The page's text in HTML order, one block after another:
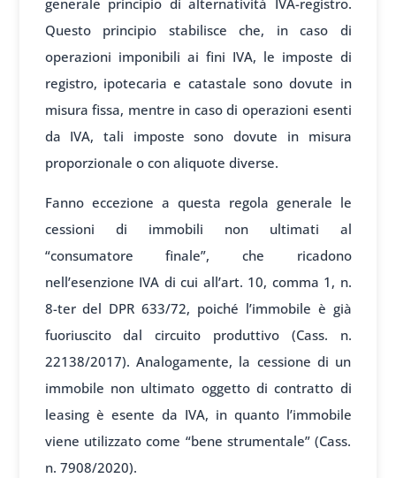
Questo principio stabilisce che, in caso di
operazioni imponibili ai fini IVA, le imposte di
registro, ipotecaria e catastale sono dovute in
misura fissa, mentre in caso di operazioni esenti
da IVA, tali imposte sono dovute in misura
proporzionale o con aliquote diverse.
Fanno eccezione a questa regola generale le
cessioni di immobili non ultimati al
“consumatore finale”, che ricadono
nell’esenzione IVA di cui all’art. 10, comma 1, n.
8-ter del DPR 633/72, poiché l’immobile è già
fuoriuscito dal circuito produttivo (Cass. n.
22138/2017). Analogamente, la cessione di un
immobile non ultimato oggetto di contratto di
leasing è esente da IVA, in quanto l’immobile
viene utilizzato come “bene strumentale” (Cass.
n. 7908/2020).